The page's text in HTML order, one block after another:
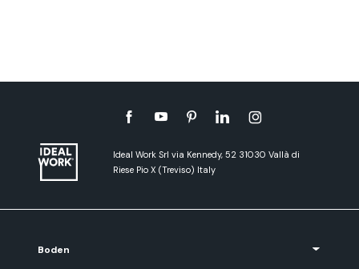
Ideal Work Srl via Kennedy, 52 31030 Vallà di
Riese Pio X (Treviso) Italy
Boden